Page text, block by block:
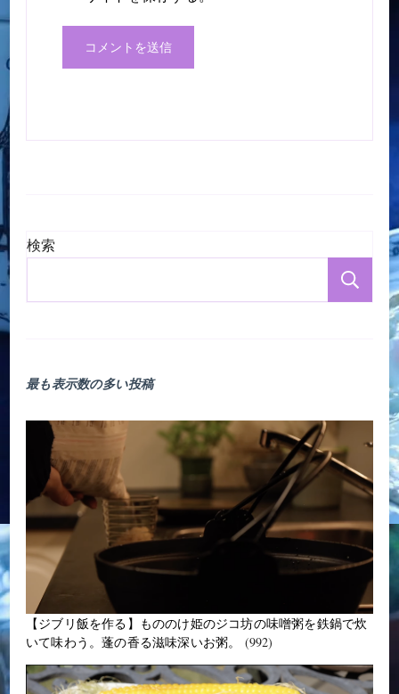
検索
検
最も表示数の多い投稿
【ジブリ飯を作る】もののけ姫のジコ坊の味噌粥を鉄鍋で炊
いて味わう。蓬の香る滋味深いお粥。
(992)